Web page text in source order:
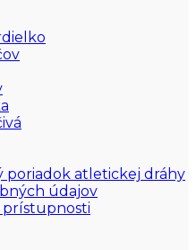
poriadok atletickej dráhy
údajov
prístupnosti